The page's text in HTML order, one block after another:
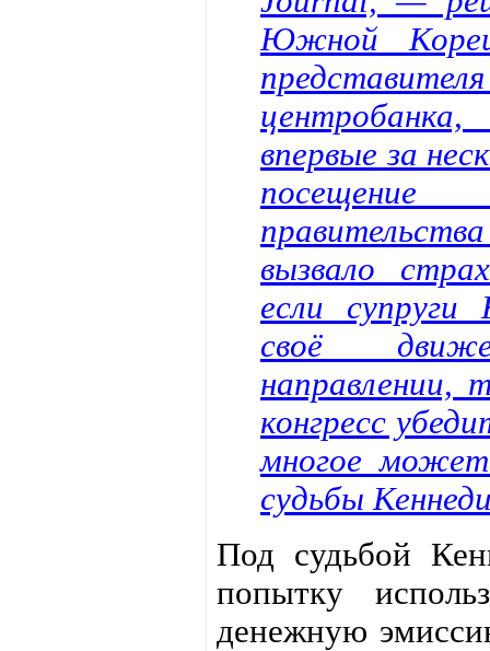
Южной
впервые за
вызвало
если
своё
направлении,
конгресс
многое
судьбы
Под судьбой
попытку
денежную